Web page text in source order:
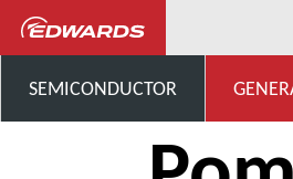
SEMICONDUCTOR